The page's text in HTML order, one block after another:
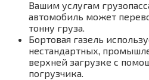
Вашим услугам
автомобиль может
тонну груза.
Бортовая газель
нестандартных,
верхней загрузке с
погрузчика.